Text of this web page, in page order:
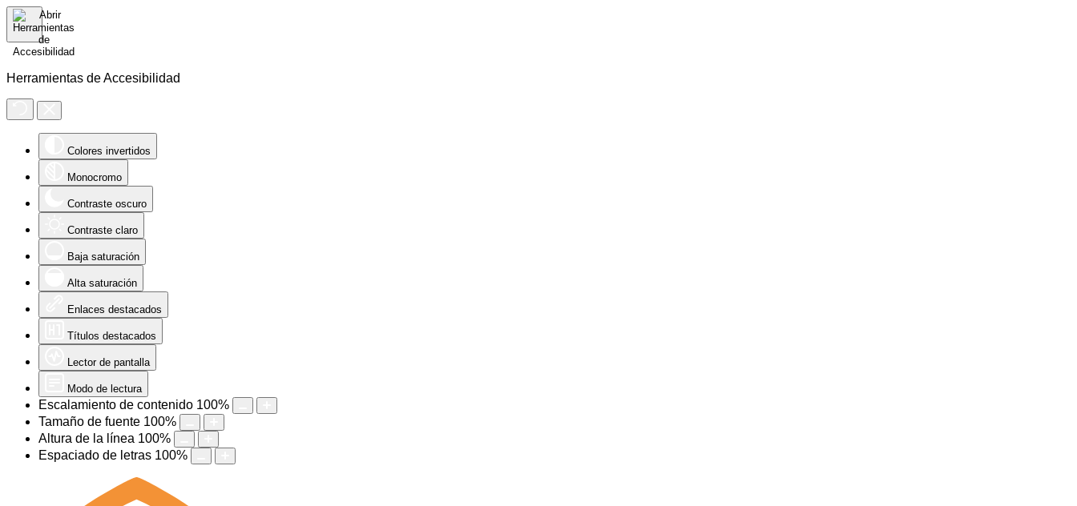
Herramientas de Accesibilidad
Colores invertidos
Monocromo
Contraste oscuro
Contraste claro
Baja saturación
Alta saturación
Enlaces destacados
Títulos destacados
Lector de pantalla
Modo de lectura
Escalamiento de contenido 100%
Tamaño de fuente 100%
Altura de la línea 100%
Espaciado de letras 100%